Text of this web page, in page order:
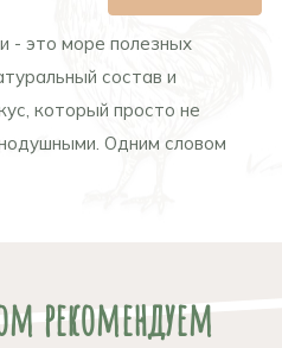
- это море полезных
состав и
который просто не
Одним словом
рекомендуем